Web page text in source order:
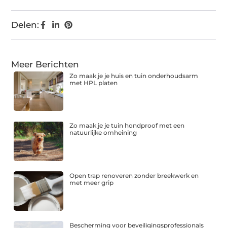
Delen:
Meer Berichten
Zo maak je je huis en tuin onderhoudsarm
met HPL platen
Zo maak je je tuin hondproof met een
natuurlijke omheining
Open trap renoveren zonder breekwerk en
met meer grip
Bescherming voor beveiligingsprofessionals